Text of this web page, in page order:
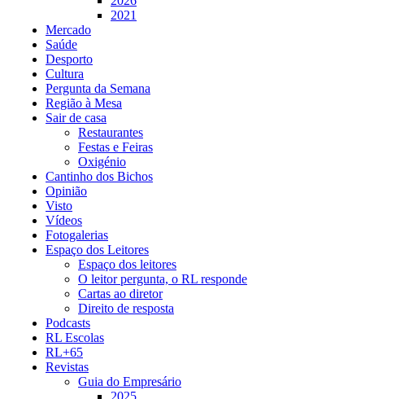
2021
Mercado
Saúde
Desporto
Cultura
Pergunta da Semana
Região à Mesa
Sair de casa
Restaurantes
Festas e Feiras
Oxigénio
Cantinho dos Bichos
Opinião
Visto
Vídeos
Fotogalerias
Espaço dos Leitores
Espaço dos leitores
O leitor pergunta, o RL responde
Cartas ao diretor
Direito de resposta
Podcasts
RL Escolas
RL+65
Revistas
Guia do Empresário
2025